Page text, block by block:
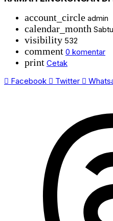
account_circle admin
calendar_month
visibility 532
comment 0 komentar
print Cetak
Facebook
Twitter